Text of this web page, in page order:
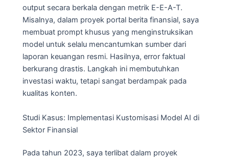
output secara berkala dengan metrik E-E-A-T.
Misalnya, dalam proyek portal berita finansial, saya
membuat prompt khusus yang menginstruksikan
model untuk selalu mencantumkan sumber dari
laporan keuangan resmi. Hasilnya, error faktual
berkurang drastis. Langkah ini membutuhkan
investasi waktu, tetapi sangat berdampak pada
kualitas konten.
Studi Kasus: Implementasi Kustomisasi Model AI di
Sektor Finansial
Pada tahun 2023, saya terlibat dalam proyek